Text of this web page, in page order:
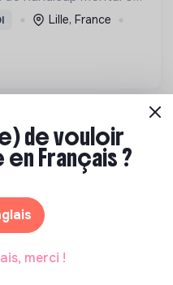
sa croissance au
plusieurs cafés.
Lille, France
celles et ceux qui
de vouloir
Français ?
merci !